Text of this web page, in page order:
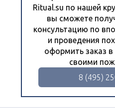
Ritual.su по нашей
вы сможете
консультацию по
и проведения
оформить заказ в
своими
8 (495)